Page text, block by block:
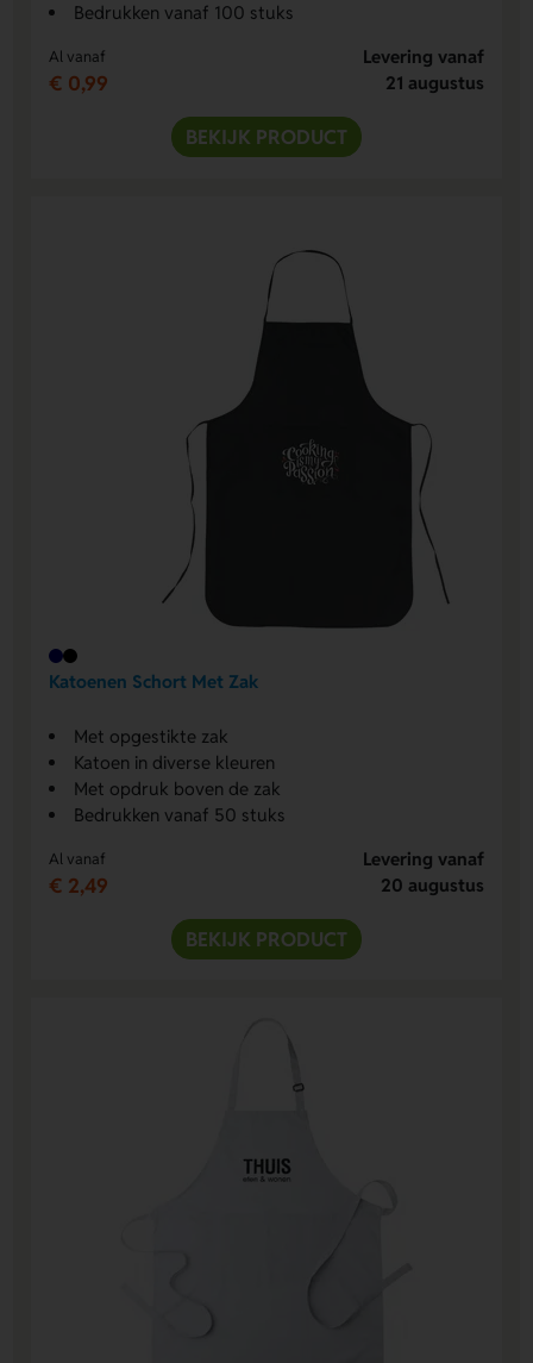
Bedrukken vanaf 100 stuks
Al vanaf
€ 0,99
Levering vanaf
21 augustus
BEKIJK PRODUCT
Katoenen Schort Met Zak
Met opgestikte zak
Katoen in diverse kleuren
Met opdruk boven de zak
Bedrukken vanaf 50 stuks
Al vanaf
€ 2,49
Levering vanaf
20 augustus
BEKIJK PRODUCT